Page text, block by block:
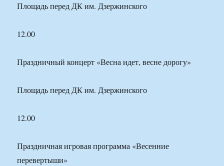
Площадь перед ДК им. Дзержинского
12.00
Праздничный концерт «Весна идет, весне дорогу»
Площадь перед ДК им. Дзержинского
12.00
Праздничная игровая программа «Весенние
перевертыши»